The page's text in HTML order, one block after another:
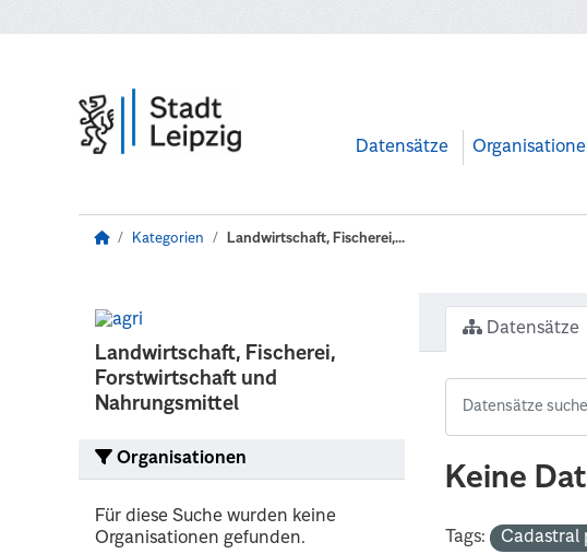
Datensätze
Kategorien Landwirtschaft, Fischerei,...
Landwirtschaft, Fischerei,
Forstwirtschaft und
Nahrungsmittel
Organisationen
Für diese Suche wurden keine
Organisationen gefunden.
Datensätze
Keine
Tags: Cadastral